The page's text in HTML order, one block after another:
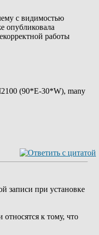
с видимостью
опубликовала
работы
(90*E-30*W), many
записи при установке
к тому, что